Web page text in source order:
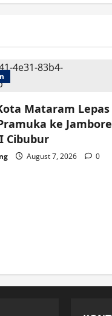
Mataram Lepas
ke Jambore
Cibubur
August 7, 2026
0